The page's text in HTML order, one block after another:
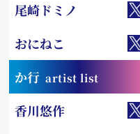
尾崎ドミノ
おにねこ
か行 artist list
香川悠作